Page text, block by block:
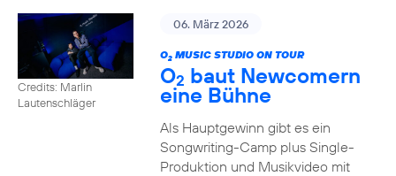
Credits: Marlin
Lautenschläger
06. März 2026
O2MUSIC STUDIO ON TOUR
O2 baut Newcomern
eine Bühne
Als Hauptgewinn gibt es ein
Songwriting-Camp plus Single-
Produktion und Musikvideo mit